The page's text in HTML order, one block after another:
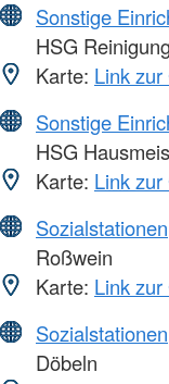
Sonstige
HSG
Karte: Link
Sonstige
HSG
Karte: Link
Sozialstationen
Roßwein
Karte: Link
Sozialstationen
Döbeln